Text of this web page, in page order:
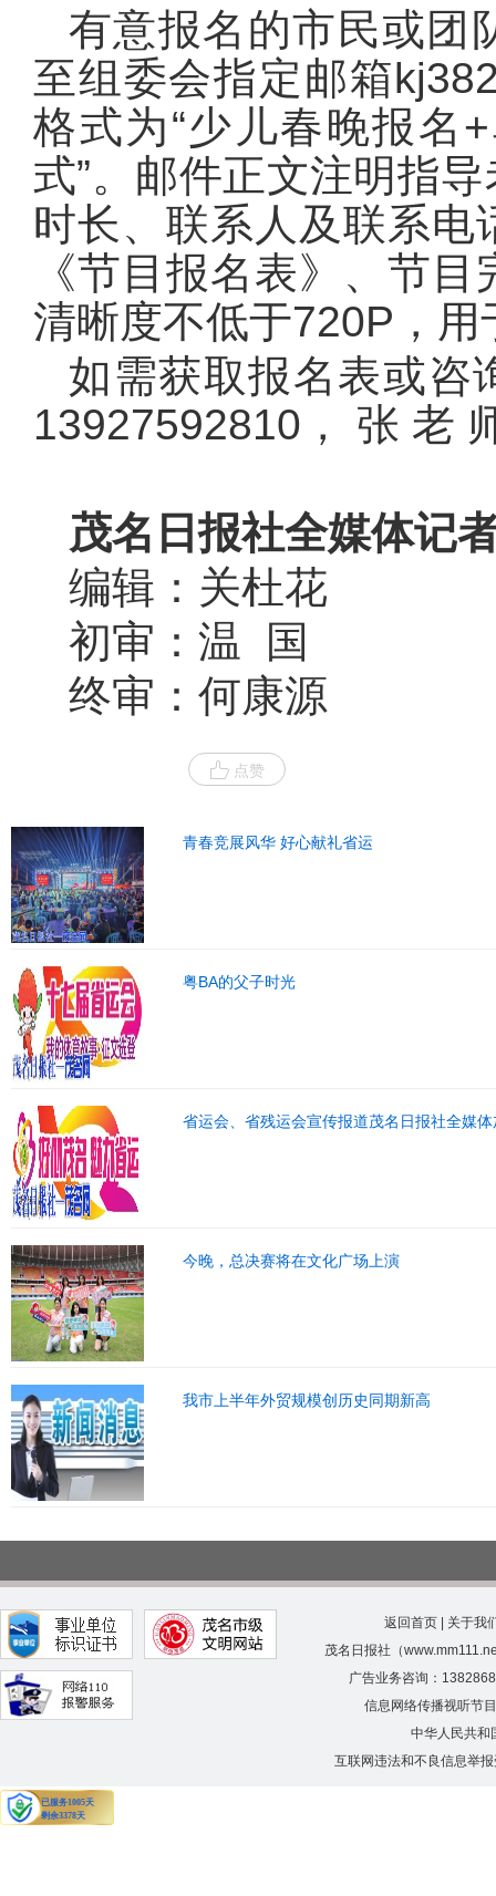
有意报名的市民或团
至组委会指定邮箱
格式为“少儿春晚报名
式”。邮件正文注明指
时长、联系人及联系
《节目报名表》、节
清晰度不低于720P，
如需获取报名表或咨
13927592810， 张 老
茂名日报社全媒体记
编辑：关杜花
初审：温 国
终审：何康源
点赞
青春竞展风华 好心献礼省运
粤BA的父子时光
省运会、省残运会宣传报道茂名日报社全媒
今晚，总决赛将在文化广场上演
我市上半年外贸规模创历史同期新高
返回首页 | 关于我
茂名日报社（
广告业务咨询：
信息网络传播视听节
中华人民共和
互联网违法和不良信息举